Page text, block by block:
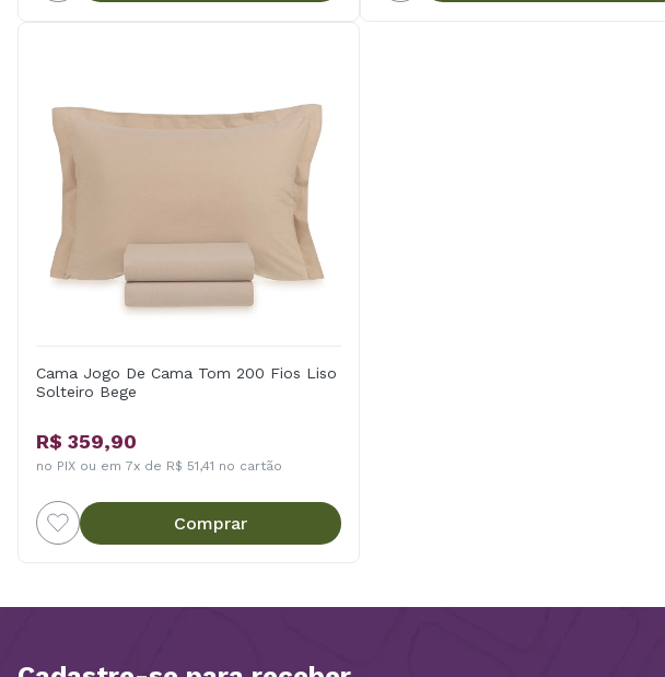
Cama Jogo De Cama Tom 200 Fios Liso
Solteiro Bege
R$ 359,90
no PIX ou em 7x de R$ 51,41 no cartão
Comprar